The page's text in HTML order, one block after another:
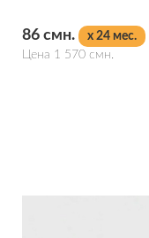
86 смн.
x 24 мес.
Цена 1 570 смн.